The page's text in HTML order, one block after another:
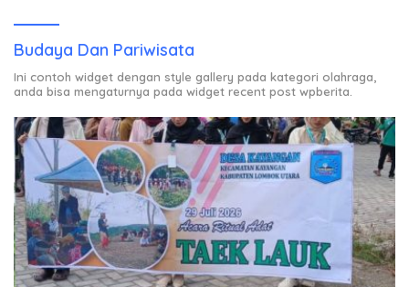
Budaya Dan Pariwisata
Ini contoh widget dengan style gallery pada kategori olahraga,
anda bisa mengaturnya pada widget recent post wpberita.